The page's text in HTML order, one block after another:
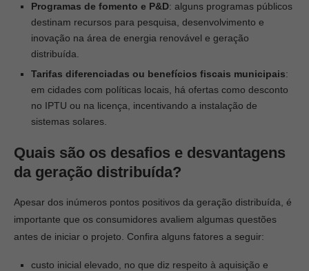
Programas de fomento e P&D: alguns programas públicos
destinam recursos para pesquisa, desenvolvimento e
inovação na área de energia renovável e geração
distribuída.
Tarifas diferenciadas ou benefícios fiscais municipais:
em cidades com políticas locais, há ofertas como desconto
no IPTU ou na licença, incentivando a instalação de
sistemas solares.
Quais são os desafios e desvantagens
da geração distribuída?
Apesar dos inúmeros pontos positivos da geração distribuída, é
importante que os consumidores avaliem algumas questões
antes de iniciar o projeto. Confira alguns fatores a seguir:
custo inicial elevado, no que diz respeito à aquisição e